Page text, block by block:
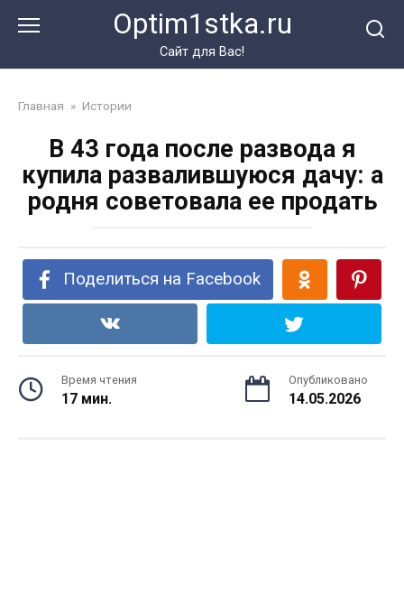
Optim1stka.ru
Сайт для Вас!
Главная » Истории
В 43 года после развода я
купила развалившуюся дачу: а
родня советовала ее продать
Поделиться на Facebook
Время чтения
17 мин.
Опубликовано
14.05.2026